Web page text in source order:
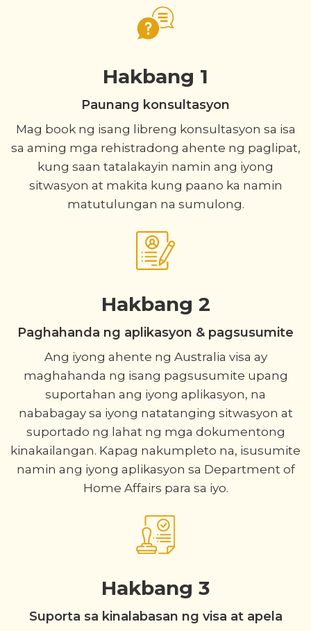
Hakbang 1
Paunang konsultasyon
Mag book ng isang libreng konsultasyon sa isa
sa aming mga rehistradong ahente ng paglipat,
kung saan tatalakayin namin ang iyong
sitwasyon at makita kung paano ka namin
matutulungan na sumulong.
Hakbang 2
Paghahanda ng aplikasyon & pagsusumite
Ang iyong ahente ng Australia visa ay
maghahanda ng isang pagsusumite upang
suportahan ang iyong aplikasyon, na
nababagay sa iyong natatanging sitwasyon at
suportado ng lahat ng mga dokumentong
kinakailangan. Kapag nakumpleto na, isusumite
namin ang iyong aplikasyon sa Department of
Home Affairs para sa iyo.
Hakbang 3
Suporta sa kinalabasan ng visa at apela